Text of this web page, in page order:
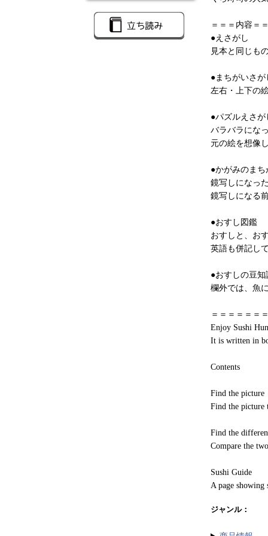
＝＝＝内容＝
●えさがし
見本と同じも
●まちがいさが
左右・上下の
●パズルえさが
バラバラにな
元の絵を想像
●かがみのま
鏡写しになっ
鏡写しになる
●おすし図鑑
おすしと、お
英語も併記し
●おすしの豆知
欄外では、魚
＝＝＝＝＝＝
Enjoy Sushi
It is written in
Contents
Find the picture
Find the picture
Find the
Compare the
Sushi Guide
A page
ジャンル：